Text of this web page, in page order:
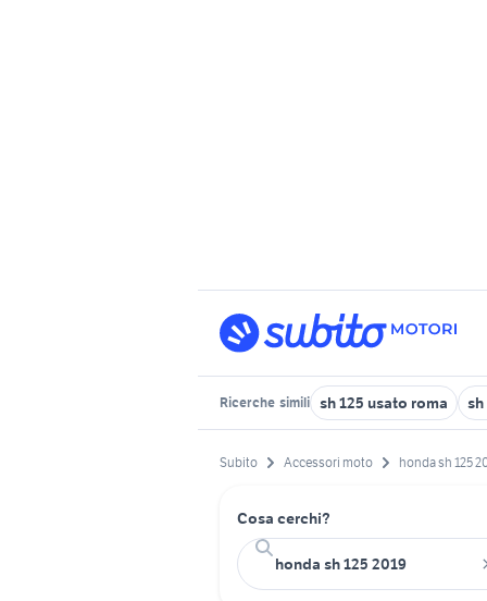
Ricerche simili sh 125 usato roma
Subito Accessori moto honda sh 125
Cosa cerchi?